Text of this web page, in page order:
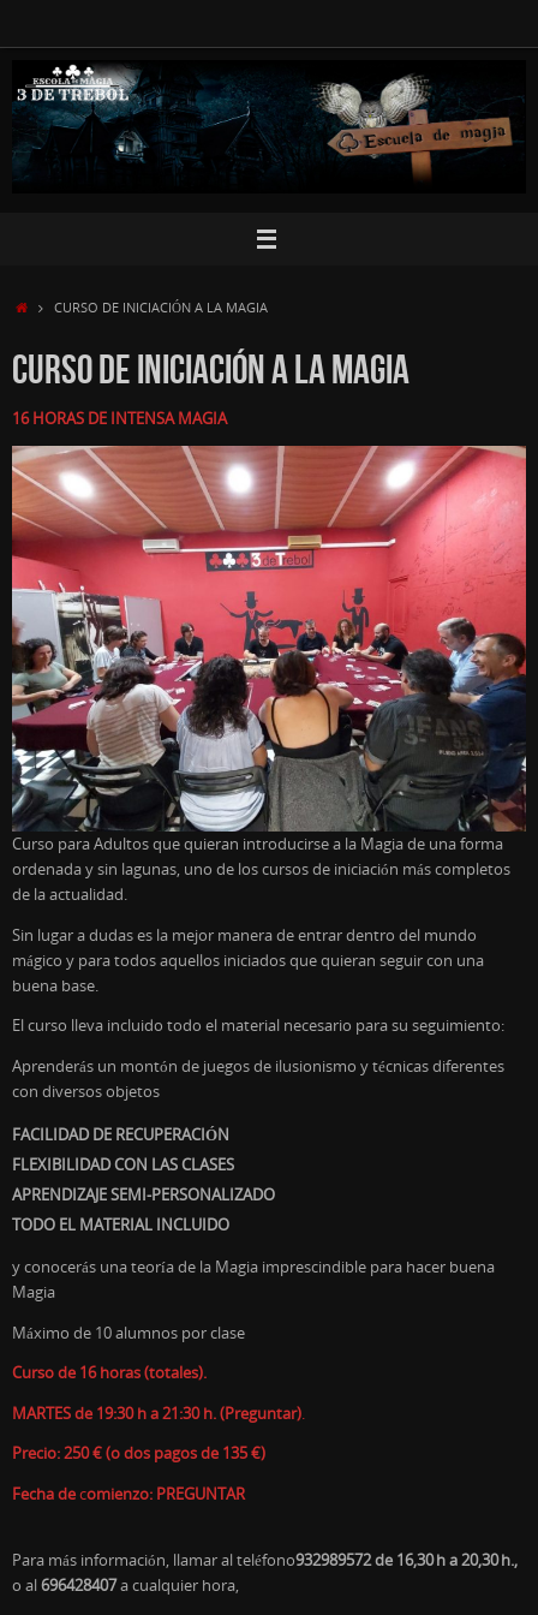
HOMECURSO DE INICIACIÓN A LA MAGIA
CURSO DE INICIACIÓN A LA MAGIA
16 HORAS DE INTENSA MAGIA
Curso para Adultos que quieran introducirse a la Magia de una forma
ordenada y sin lagunas, uno de los cursos de iniciación más completos
de la actualidad.
Sin lugar a dudas es la mejor manera de entrar dentro del mundo
mágico y para todos aquellos iniciados que quieran seguir con una
buena base.
El curso lleva incluido todo el material necesario para su seguimiento:
Aprenderás un montón de juegos de ilusionismo y técnicas diferentes
con diversos objetos
FACILIDAD DE RECUPERACIÓN
FLEXIBILIDAD CON LAS CLASES
APRENDIZAJE SEMI-PERSONALIZADO
TODO EL MATERIAL INCLUIDO
y conocerás una teoría de la Magia imprescindible para hacer buena
Magia
Máximo de 10 alumnos por clase
Curso de 16 horas (totales).
MARTES de 19:30 h a 21:30 h. (Preguntar).
Precio: 250 €(o dos pagos de 135 €)
Fecha decomienzo: PREGUNTAR
Para más información, llamar al teléfono932989572 de 16,30 h a 20,30 h.,
o al696428407a cualquier hora,